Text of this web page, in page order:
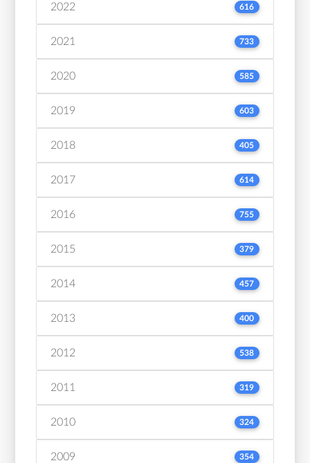
2022 616
2021 733
2020 585
2019 603
2018 405
2017 614
2016 755
2015 379
2014 457
2013 400
2012 538
2011 319
2010 324
2009 354